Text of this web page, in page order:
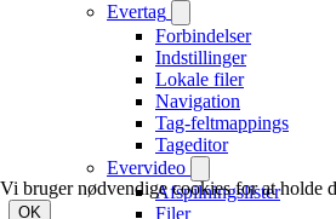
Evertag
Forbindelser
Indstillinger
Lokale filer
Navigation
Tag-feltmappings
Tageditor
Evervideo
Afspilningslister
Filer
Vi bruger nødvendige cookies for at holde
OK